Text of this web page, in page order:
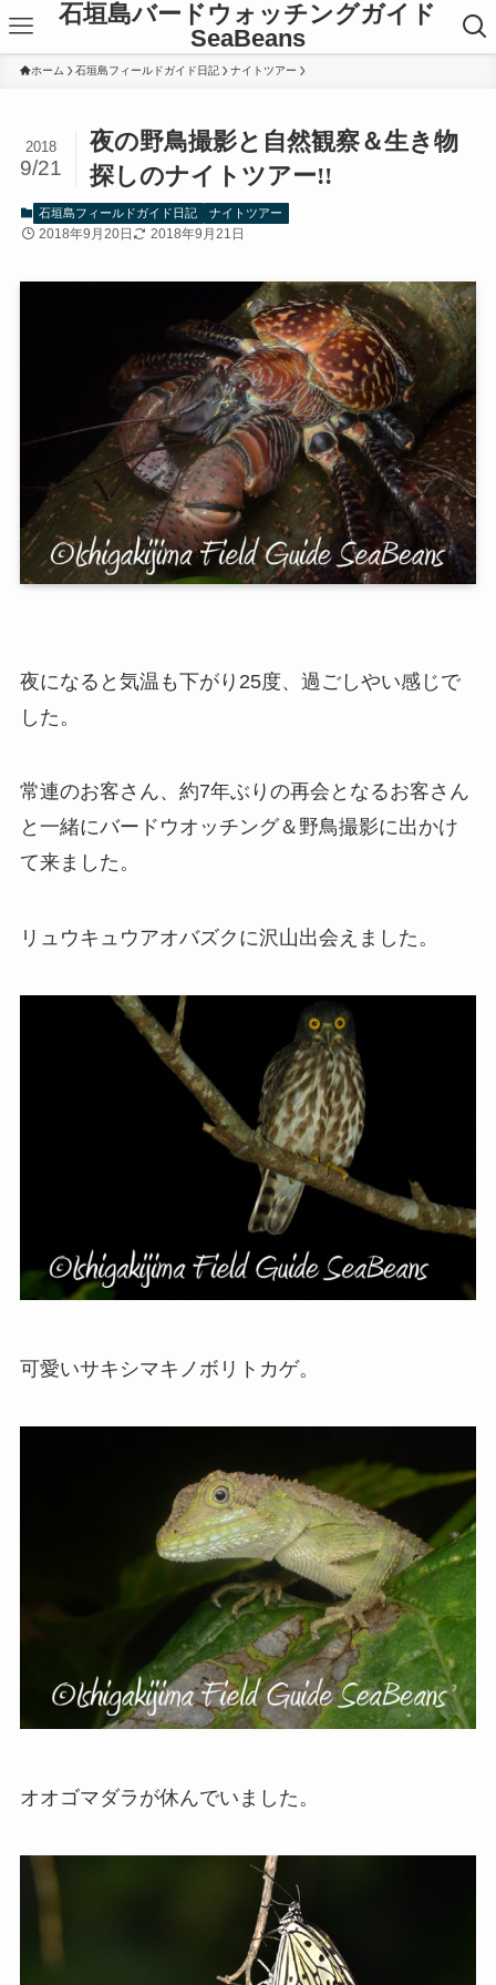
石垣島バードウォッチングガイド
SeaBeans
ホーム 石垣島フィールドガイド日記 ナイトツアー
夜の野鳥撮影と自然観察＆生き物
探しのナイトツアー!!
2018
9/21
石垣島フィールドガイド日記 ナイトツアー
2018年9月20日 2018年9月21日
夜になると気温も下がり25度、過ごしやい感じで
した。
常連のお客さん、約7年ぶりの再会となるお客さん
と一緒にバードウオッチング＆野鳥撮影に出かけ
て来ました。
リュウキュウアオバズクに沢山出会えました。
可愛いサキシマキノボリトカゲ。
オオゴマダラが休んでいました。